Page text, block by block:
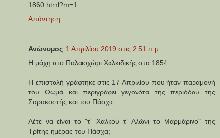
1860.html?m=1
Απάντηση
Ανώνυμος 1 Απριλίου 2019 στις 2:51 π.μ.
Η μάχη στο Παλαιοχώρι Χαλκιδικής στα 1854
Η επιστολή γράφτηκε στις 17 Απριλίου που ήταν παραμονή
του Θωμά και περιγράφει γεγονότα της περιόδου της
Σαρακοστής και του Πάσχα.
Λέτε να είναι το "τ' Χαλκού τ' Αλώνι το Μαρμάρινο" της
Τρίτης ημέρας του Πάσχα;